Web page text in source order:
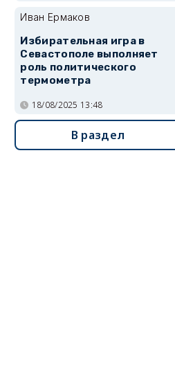
Иван Ермаков
Избирательная игра в
Севастополе выполняет
роль политического
термометра
18/08/2025 13:48
В раздел